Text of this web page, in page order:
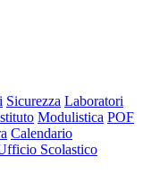
Sicurezza Laboratori
Modulistica POF
Calendario
Scolastico